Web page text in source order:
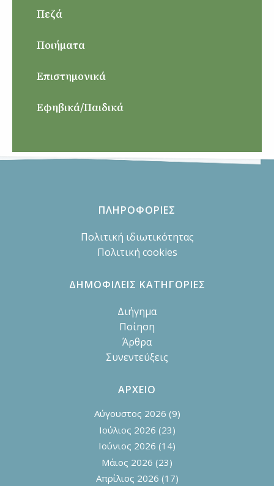
Πεζά
Ποιήματα
Επιστημονικά
Εφηβικά/Παιδικά
ΠΛΗΡΟΦΟΡΙΕΣ
Πολιτική ιδιωτικότητας
Πολιτική cookies
ΔΗΜΟΦΙΛΕΙΣ ΚΑΤΗΓΟΡΙΕΣ
Διήγημα
Ποίηση
Άρθρα
Συνεντεύξεις
ΑΡΧΕΙΟ
Αύγουστος 2026 (9)
Ιούλιος 2026 (23)
Ιούνιος 2026 (14)
Μάιος 2026 (23)
Απρίλιος 2026 (17)